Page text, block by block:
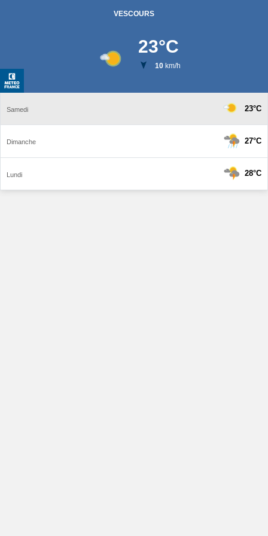
VESCOURS
23°C
10km/h
Samedi 23°C
Dimanche 27°C
Lundi 28°C